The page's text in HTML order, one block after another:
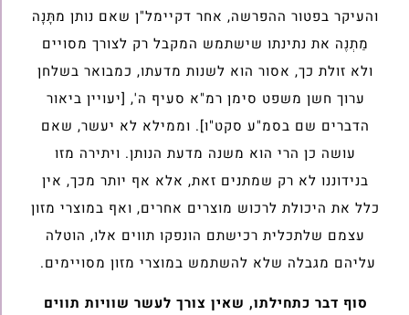
והעיקר בפטור ההפרשה, אחר דקיימל"ן שאם נותן מתָּנָה
מַתְנֶה את נתינתו שישתמש המקבל רק לצורך מסויים
ולא זולת כך, אסור הוא לשנות מדעתו, כמבואר בשלחן
ערוך חשן משפט סימן רמ"א סעיף ה', [יעויין ביאור
הדברים שם בסמ"ע סקט"ו]. וממילא לא יעשר, שאם
עושה כן הרי הוא משנה מדעת הנותן. ויתירה מזו
בנידוננו לא רק שמתנים זאת, אלא אף יותר מכך, אין
כלל את היכולת לרכוש מוצרים אחרים, ואף במוצרי מזון
עצמם שלתכלית רכישתם הונפקו תווים אלו, הוטלה
עליהם מגבלה שלא להשתמש במוצרי מזון מסויימים.
סוף דבר כתחילתו, שאין צורך לעשר שוויות תווים